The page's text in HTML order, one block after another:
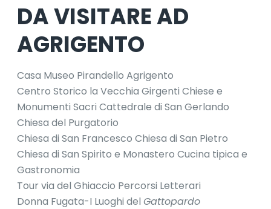
DA VISITARE AD
AGRIGENTO
Casa Museo Pirandello Agrigento
Centro Storico la Vecchia Girgenti Chiese e
Monumenti Sacri Cattedrale di San Gerlando
Chiesa del Purgatorio
Chiesa di San Francesco Chiesa di San Pietro
Chiesa di San Spirito e Monastero Cucina tipica e
Gastronomia
Tour via del Ghiaccio Percorsi Letterari
Donna Fugata-I Luoghi delGattopardo